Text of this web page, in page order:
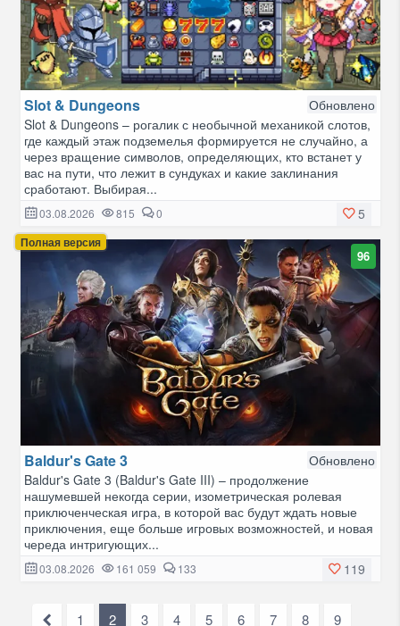
Slot & Dungeons
Обновлено
Slot & Dungeons – рогалик с необычной механикой слотов,
где каждый этаж подземелья формируется не случайно, а
через вращение символов, определяющих, кто встанет у
вас на пути, что лежит в сундуках и какие заклинания
сработают. Выбирая...
5
03.08.2026 815 0
Полная версия
96
Baldur's Gate 3
Обновлено
Baldur's Gate 3 (Baldur's Gate III) – продолжение
нашумевшей некогда серии, изометрическая ролевая
приключенческая игра, в которой вас будут ждать новые
приключения, еще больше игровых возможностей, и новая
череда интригующих...
119
03.08.2026 161 059 133
1 2 3 4 5 6 7 8 9